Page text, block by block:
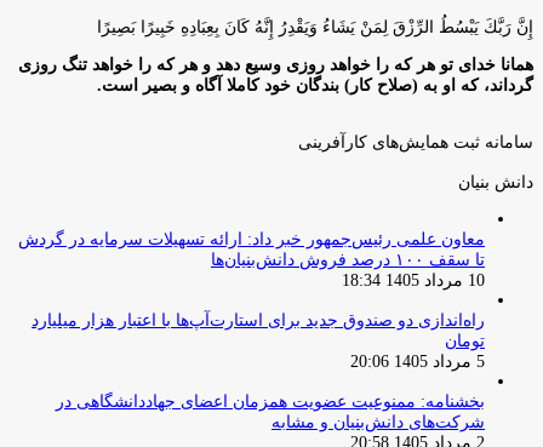
إِنَّ رَبَّكَ يَبْسُطُ الرِّزْقَ لِمَنْ يَشَاءُ وَيَقْدِرُ إِنَّهُ كَانَ بِعِبَادِهِ خَبِيرًا بَصِيرًا
همانا خدای تو هر که را خواهد روزی وسیع دهد و هر که را خواهد تنگ روزی
گرداند، که او به (صلاح کار) بندگان خود کاملا آگاه و بصیر است.
سامانه ثبت همایش‌های کارآفرینی
دانش‌ بنیان‌
معاون علمی رئیس‌جمهور خبر داد: ارائه تسهیلات سرمایه در گردش
تا سقف ۱۰۰ درصد فروش دانش‌بنیان‌ها
10 مرداد 1405 18:34
راه‌اندازی دو صندوق جدید برای استارت‌آپ‌ها با اعتبار هزار میلیارد
تومان
5 مرداد 1405 20:06
بخشنامه: ممنوعیت عضویت همزمان اعضای جهاددانشگاهی در
شرکت‌های دانش‌بنیان و مشابه
2 مرداد 1405 20:58